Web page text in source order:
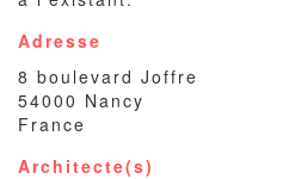
Adresse
8 boulevard Joffre
54000 Nancy
France
Architecte(s)